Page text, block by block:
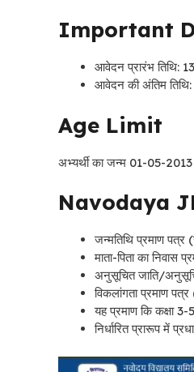
Important
आवेदन प्रारंभ तिथि:
आवेदन की अंतिम
Age Limit
अभ्यर्थी का जन्म 01-05-2013
Navodaya
जन्मतिथि प्रमाण पत्र
माता-पिता का निवास
अनुसूचित जाति/
विकलांगता प्रमाण पत्र
यह प्रमाण कि कक्षा
निर्धारित प्रारूप में